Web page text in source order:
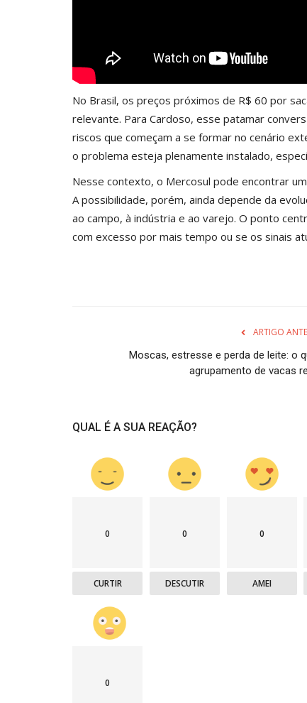
No Brasil, os preços próximos de R$ 60 por
relevante. Para Cardoso, esse patamar
riscos que começam a se formar no cenário
o problema esteja plenamente instalado,
Nesse contexto, o Mercosul pode encontrar
A possibilidade, porém, ainda depende da
ao campo, à indústria e ao varejo. O ponto
com excesso por mais tempo ou se os sinais
ARTIGO
Moscas, estresse e perda de leite: o
agrupamento de vacas
QUAL É A SUA REAÇÃO?
0
CURTIR
0
DESCUTIR
0
AMEI
0